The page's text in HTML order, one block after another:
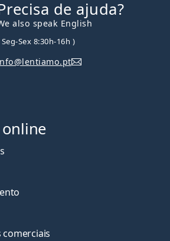
de ajuda?
also speak English
Seg-Sex 8:30h-16h )
comerciais